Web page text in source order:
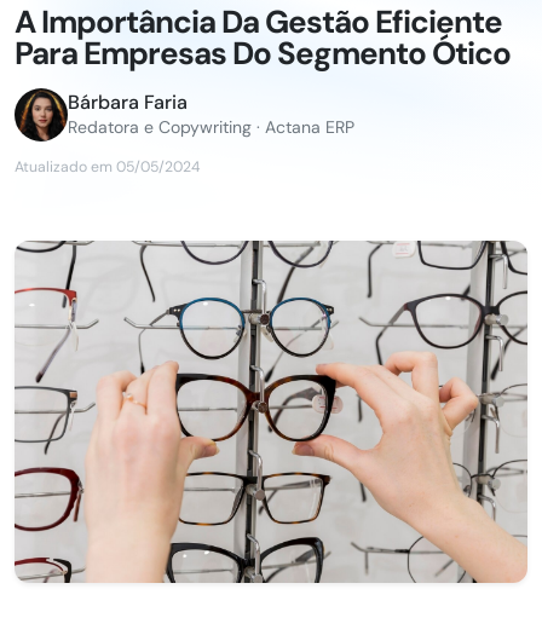
A Importância Da Gestão Eficiente
Para Empresas Do Segmento Ótico
Bárbara Faria
Redatora e Copywriting · Actana ERP
Atualizado em 05/05/2024